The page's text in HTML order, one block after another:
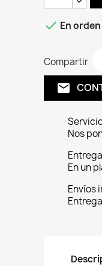
 En orden
Compartir
email
Nos
En un
Envíos